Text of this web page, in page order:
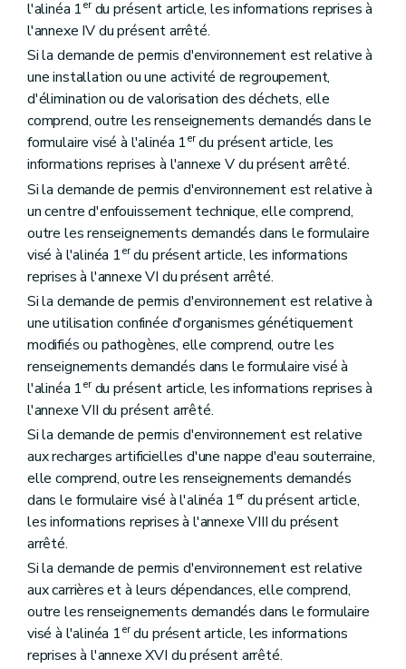
l'alinéa 1erdu présent article, les informations reprises à
l'annexe IV du présent arrêté.
Si la demande de permis d'environnement est relative à
une installation ou une activité de regroupement,
d'élimination ou de valorisation des déchets, elle
comprend, outre les renseignements demandés dans le
formulaire visé à l'alinéa 1erdu présent article, les
informations reprises à l'annexe V du présent arrêté.
Si la demande de permis d'environnement est relative à
un centre d'enfouissement technique, elle comprend,
outre les renseignements demandés dans le formulaire
visé à l'alinéa 1erdu présent article, les informations
reprises à l'annexe VI du présent arrêté.
Si la demande de permis d'environnement est relative à
une utilisation confinée d'organismes génétiquement
modifiés ou pathogènes, elle comprend, outre les
renseignements demandés dans le formulaire visé à
l'alinéa 1erdu présent article, les informations reprises à
l'annexe VII du présent arrêté.
Si la demande de permis d'environnement est relative
aux recharges artificielles d'une nappe d'eau souterraine,
elle comprend, outre les renseignements demandés
dans le formulaire visé à l'alinéa 1erdu présent article,
les informations reprises à l'annexe VIII du présent
arrêté.
Si la demande de permis d'environnement est relative
aux carrières et à leurs dépendances, elle comprend,
outre les renseignements demandés dans le formulaire
visé à l'alinéa 1erdu présent article, les informations
reprises à l'annexe XVI du présent arrêté.